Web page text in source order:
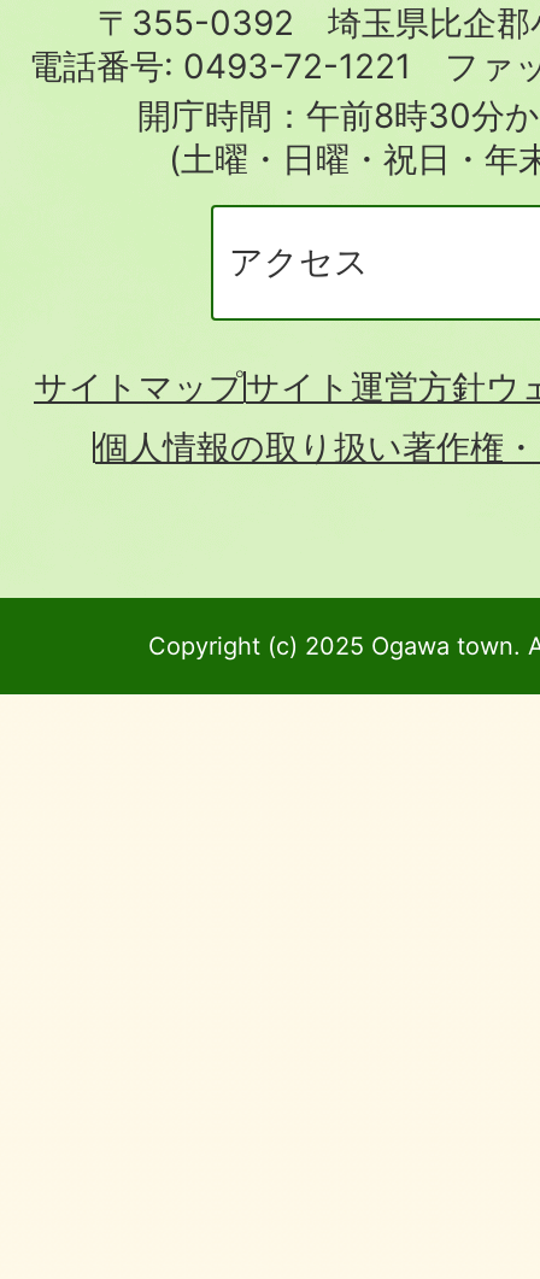
役
場
〒355-0392 埼玉県比企郡
電話番号: 0493-72-1221
ファ
開庁時間：午前8時30分
(土曜・日曜・祝日・年
アクセス
サイトマップサイト運営方針ウ
個人情報の取り扱い著作権
Copyright (c) 2025 Ogawa town.